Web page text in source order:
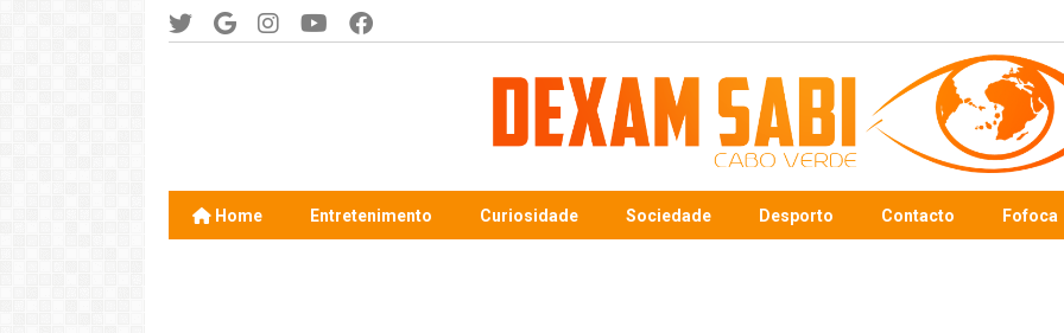
Home Entretenimento Curiosidade Sociedade Desporto Contacto Fofoca